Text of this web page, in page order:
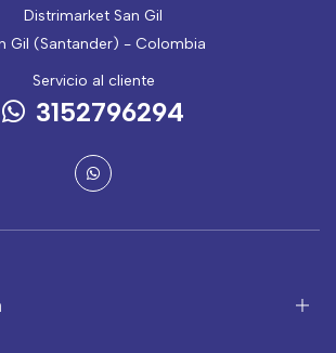
Distrimarket San Gil
Gil (Santander) - Colombia
Servicio al cliente
3152796294